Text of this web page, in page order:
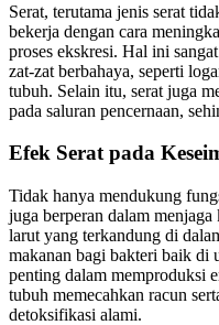
Serat, terutama jenis serat
bekerja dengan cara
proses ekskresi. Hal ini
zat-zat berbahaya, seperti
tubuh. Selain itu, serat juga
pada saluran pencernaan,
Efek Serat pada
Tidak hanya mendukung
juga berperan dalam
larut yang terkandung di
makanan bagi bakteri baik di
penting dalam memproduksi
tubuh memecahkan racun
detoksifikasi alami.